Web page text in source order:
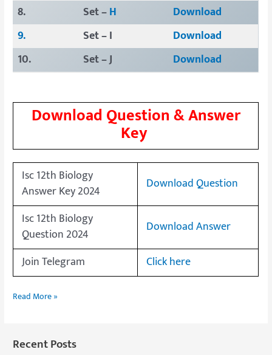
8.
Set –H
Download
9.
Set – I
Download
10.
Set – J Download
Download Question & Answer
Key
Isc 12th Biology
Answer Key 2024
Download Question
Isc 12th Biology
Question 2024
Download Answer
Join Telegram
Click here
Read More »
Recent Posts